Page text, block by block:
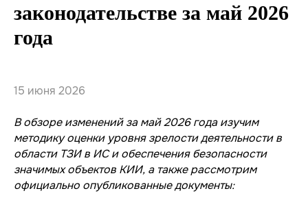
законодательстве за май 2026
года
15 июня 2026
В обзоре изменений за май 2026 года изучим
методику оценки уровня зрелости деятельности в
области ТЗИ в ИС и обеспечения безопасности
значимых объектов КИИ, а также рассмотрим
официально опубликованные документы: